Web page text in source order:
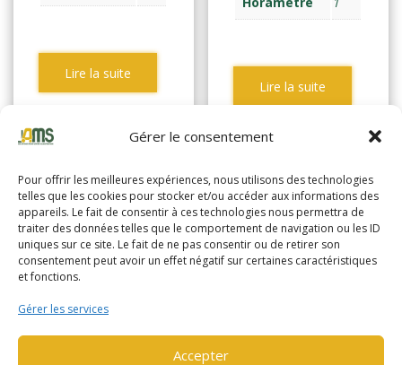
Gérer le consentement
Pour offrir les meilleures expériences, nous utilisons des technologies
telles que les cookies pour stocker et/ou accéder aux informations des
appareils. Le fait de consentir à ces technologies nous permettra de
traiter des données telles que le comportement de navigation ou les ID
uniques sur ce site. Le fait de ne pas consentir ou de retirer son
consentement peut avoir un effet négatif sur certaines caractéristiques
et fonctions.
Gérer les services
Accepter
Lire la suite
Lire la suite